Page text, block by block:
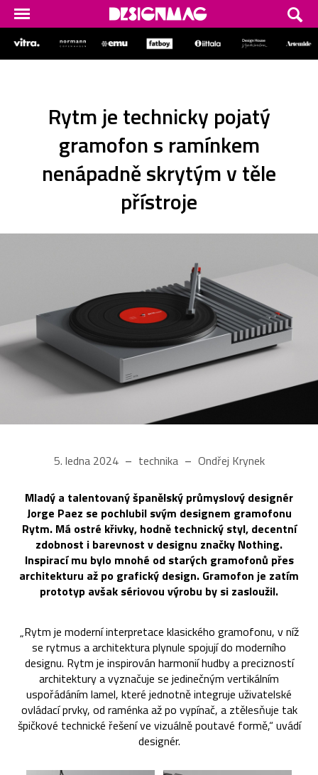
Rytm je technicky pojatý
gramofon s ramínkem
nenápadně skrytým v těle
přístroje
5. ledna 2024 technika Ondřej Krynek
Mladý a talentovaný španělský průmyslový designér
Jorge Paez se pochlubil svým designem gramofonu
Rytm. Má ostré křivky, hodně technický styl, decentní
zdobnost i barevnost v designu značky Nothing.
Inspirací mu bylo mnohé od starých gramofonů přes
architekturu až po grafický design. Gramofon je zatím
prototyp avšak sériovou výrobu by si zasloužil.
„Rytm je moderní interpretace klasického gramofonu, v níž
se rytmus a architektura plynule spojují do moderního
designu. Rytm je inspirován harmonií hudby a precizností
architektury a vyznačuje se jedinečným vertikálním
uspořádáním lamel, které jednotně integruje uživatelské
ovládací prvky, od raménka až po vypínač, a ztělesňuje tak
špičkové technické řešení ve vizuálně poutavé formě,“ uvádí
designér.